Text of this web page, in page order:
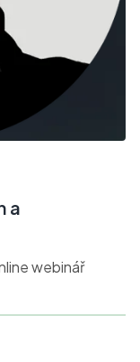
a
webinář